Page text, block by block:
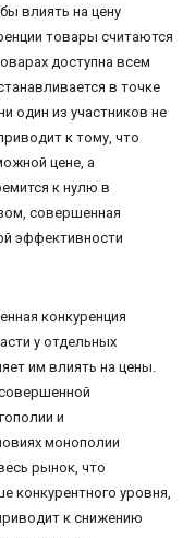
влиять на цену
товары считаются
доступна всем
в точке
один из участников не
к тому, что
цене, а
к нулю в
совершенная
эффективности
конкуренция
у отдельных
им влиять на цены.
и
монополии
рынок, что
конкурентного уровня,
к снижению